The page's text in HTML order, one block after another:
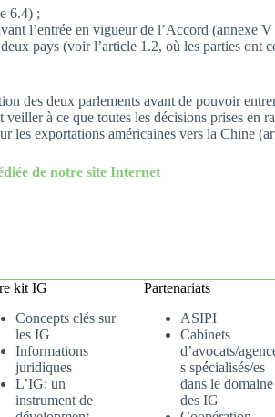
6.4) ;
l’entrée en vigueur de l’Accord
pays (voir l’article 1.2, où les parties ont
des deux parlements avant de pouvoir
à ce que toutes les décisions prises en
les exportations américaines vers la Chine
de notre site Internet
kit IG
Concepts clés sur
les IG
Informations
juridiques
L’IG: un
instrument de
Partenariats
ASIPI
Cabinets
d’avocats/
s spécialisés/es
dans le domaine
des IG